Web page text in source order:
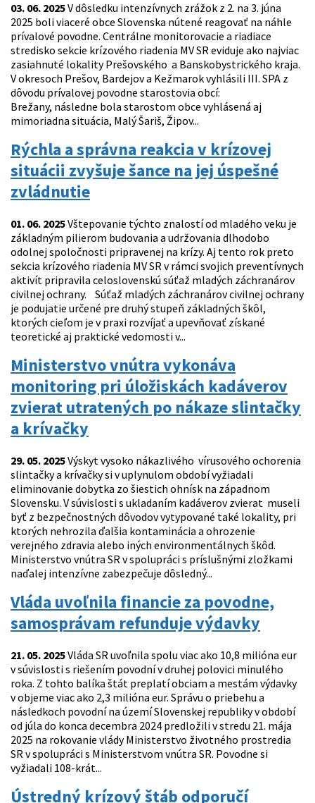
03. 06. 2025V dôsledku intenzívnych zrážok z 2. na 3. júna
2025 boli viaceré obce Slovenska nútené reagovať na náhle
prívalové povodne. Centrálne monitorovacie a riadiace
stredisko sekcie krízového riadenia MV SR eviduje ako najviac
zasiahnuté lokality Prešovského a Banskobystrického kraja.
V okresoch Prešov, Bardejov a Kežmarok vyhlásili III. SPA z
dôvodu prívalovej povodne starostovia obcí:
Brežany, následne bola starostom obce vyhlásená aj
mimoriadna situácia, Malý Šariš, Žipov...
Rýchla a správna reakcia v krízovej
situácii zvyšuje šance na jej úspešné
zvládnutie
01. 06. 2025Vštepovanie týchto znalostí od mladého veku je
základným pilierom budovania a udržovania dlhodobo
odolnej spoločnosti pripravenej na krízy. Aj tento rok preto
sekcia krízového riadenia MV SR v rámci svojich preventívnych
aktivít pripravila celoslovenskú súťaž mladých záchranárov
civilnej ochrany. Súťaž mladých záchranárov civilnej ochrany
je podujatie určené pre druhý stupeň základných škôl,
ktorých cieľom je v praxi rozvíjať a upevňovať získané
teoretické aj praktické vedomosti v...
Ministerstvo vnútra vykonáva
monitoring pri úložiskách kadáverov
zvierat utratených po nákaze slintačky
a krívačky
29. 05. 2025Výskyt vysoko nákazlivého vírusového ochorenia
slintačky a krívačky si v uplynulom období vyžiadali
eliminovanie dobytka zo šiestich ohnísk na západnom
Slovensku. V súvislosti s ukladaním kadáverov zvierat museli
byť z bezpečnostných dôvodov vytypované také lokality, pri
ktorých nehrozila ďalšia kontaminácia a ohrozenie
verejného zdravia alebo iných environmentálnych škôd.
Ministerstvo vnútra SR v spolupráci s príslušnými zložkami
naďalej intenzívne zabezpečuje dôsledný...
Vláda uvoľnila financie za povodne,
samosprávam refunduje výdavky
21. 05. 2025Vláda SR uvoľnila spolu viac ako 10,8 milióna eur
v súvislosti s riešením povodní v druhej polovici minulého
roka. Z tohto balíka štát preplatí obciam a mestám výdavky
v objeme viac ako 2,3 milióna eur. Správu o priebehu a
následkoch povodní na území Slovenskej republiky v období
od júla do konca decembra 2024 predložili v stredu 21. mája
2025 na rokovanie vlády Ministerstvo životného prostredia
SR v spolupráci s Ministerstvom vnútra SR. Povodne si
vyžiadali 108-krát...
Ústredný krízový štáb odporučí